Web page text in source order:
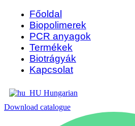
Főoldal
Biopolimerek
PCR anyagok
Termékek
Biotrágyák
Kapcsolat
Hungarian
Download catalogue